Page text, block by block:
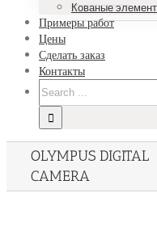
Кованые
Примеры работ
Цены
Сделать заказ
Контакты
Search
for:
OLYMPUS DIGITAL
CAMERA